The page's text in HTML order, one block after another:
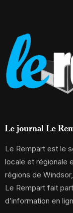
Le journal Le
Le Rempart est le
locale et régionale
régions de
Le Rempart fait
d’information en